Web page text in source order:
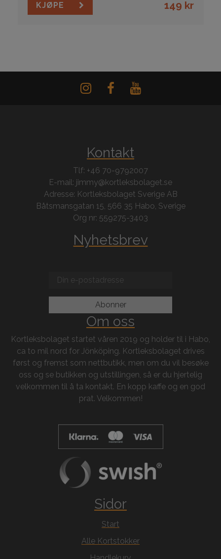
KJØPE 149 kr
Kontakt
Tlf: +46 70-9792007
E-mail: jimmy@kortleksbolaget.se
Adresse: Kortleksbolaget Sverige AB
Båtsmansgatan 15, 566 35 Habo, Sverige
Org nr: 559275-3403
Nyhetsbrev
Om oss
Kortleksbolaget startet våren 2019 og holder til i Habo,
ca to mil nord for Jönköping. Kortleksbolaget drives
først og fremst som nettbutikk, men om du vil besøke
oss og se butikken og utstillingen, så er du hjertelig
velkommen til å ta kontakt. En kopp kaffe og en god
prat. Velkommen!
Sidor
Start
Alle Kortstokker